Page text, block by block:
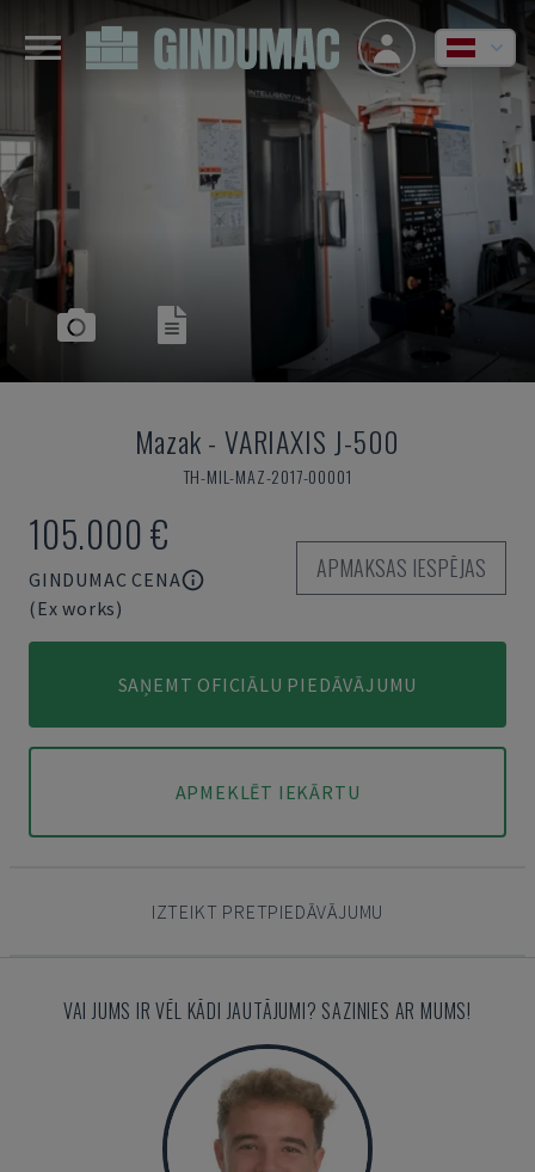
Mazak-VARIAXIS J-500
TH-MIL-MAZ-2017-00001
105.000 €
GINDUMAC CENA
(Ex works)
APMAKSAS IESPĒJAS
SAŅEMT OFICIĀLU PIEDĀVĀJUMU
APMEKLĒT IEKĀRTU
IZTEIKT PRETPIEDĀVĀJUMU
VAI JUMS IR VĒL KĀDI JAUTĀJUMI? SAZINIES AR MUMS!